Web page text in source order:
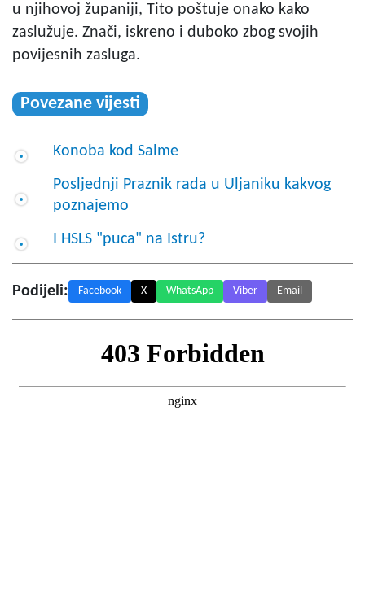
u njihovoj županiji, Tito poštuje onako kako
zaslužuje. Znači, iskreno i duboko zbog svojih
povijesnih zasluga.
Povezane vijesti
Konoba kod Salme
Posljednji Praznik rada u Uljaniku kakvog
poznajemo
I HSLS "puca" na Istru?
Podijeli: Facebook X WhatsApp Viber Email